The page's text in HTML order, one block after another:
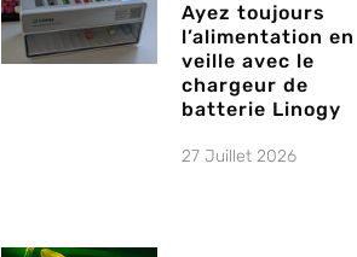
Ayez toujours
l’alimentation en
veille avec le
chargeur de
batterie Linogy
27 Juillet 2026